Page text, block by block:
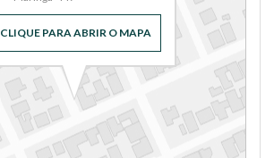
CLIQUE PARA ABRIR O MAPA